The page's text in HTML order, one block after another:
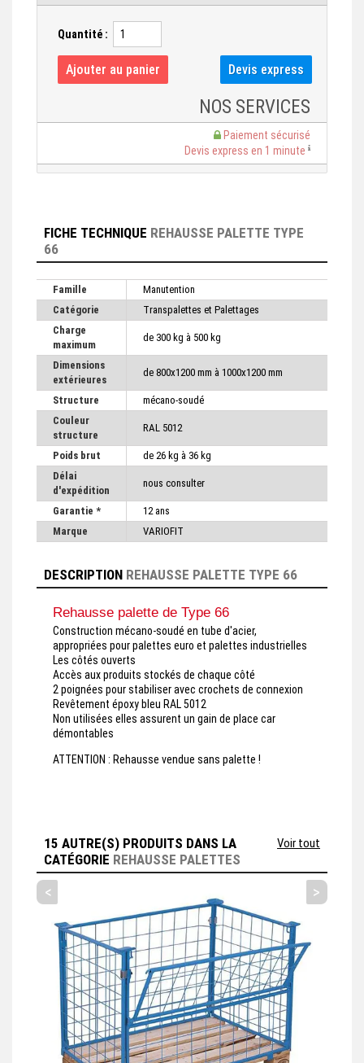
Quantité :
NOS SERVICES
Paiement sécurisé
Devis express en 1 minute
FICHE TECHNIQUE REHAUSSE PALETTE TYPE
66
Famille
Manutention
Catégorie
Transpalettes et Palettages
Charge
maximum
de 300 kg à 500 kg
Dimensions
extérieures
de 800x1200 mm à 1000x1200 mm
Structure
mécano-soudé
Couleur
structure
RAL 5012
Poids brut
de 26 kg à 36 kg
Délai
d'expédition
nous consulter
Garantie *
12 ans
Marque
VARIOFIT
DESCRIPTION REHAUSSE PALETTE TYPE 66
Rehausse palette de Type 66
Construction mécano-soudé en tube d'acier,
appropriées pour palettes euro et palettes industrielles
Les côtés ouverts
Accès aux produits stockés de chaque côté
2 poignées pour stabiliser avec crochets de connexion
Revêtement époxy bleu RAL 5012
Non utilisées elles assurent un gain de place car
démontables
ATTENTION : Rehausse vendue sans palette !
15 AUTRE(S) PRODUITS DANS LA
CATÉGORIE REHAUSSE PALETTES
Voir tout
< >